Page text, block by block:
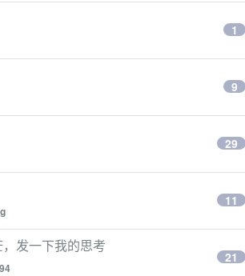
1
9
29
11
发一下我的思考
21